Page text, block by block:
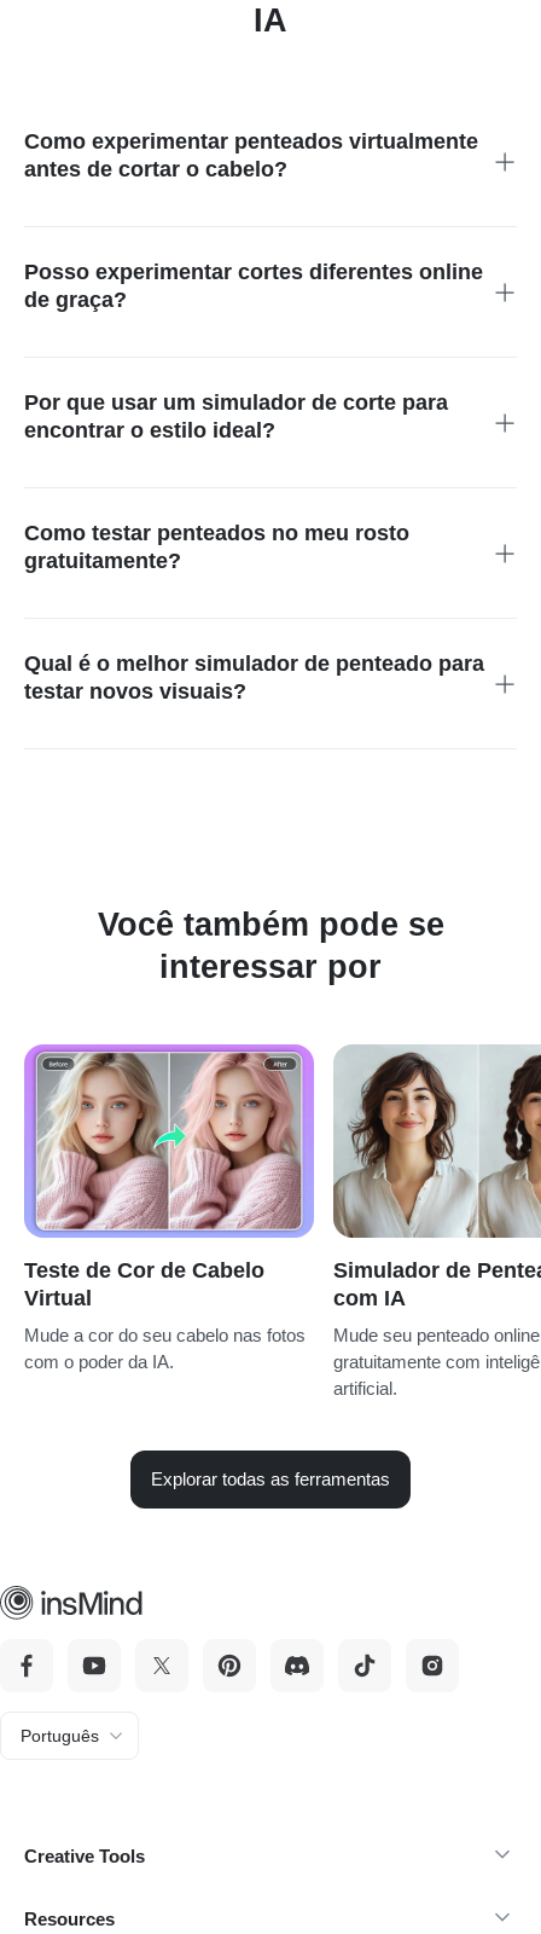
IA
Como experimentar penteados virtualmente
antes de cortar o cabelo?
Posso experimentar cortes diferentes online
de graça?
Por que usar um simulador de corte para
encontrar o estilo ideal?
Como testar penteados no meu rosto
gratuitamente?
Qual é o melhor simulador de penteado para
testar novos visuais?
Você também pode se
interessar por
Teste de Cor de Cabelo
Virtual
Mude a cor do seu cabelo nas fotos
com o poder da IA.
Simulador de
com IA
Mude seu penteado online
gratuitamente com
artificial.
Explorar todas as ferramentas
Português
Creative Tools
Resources